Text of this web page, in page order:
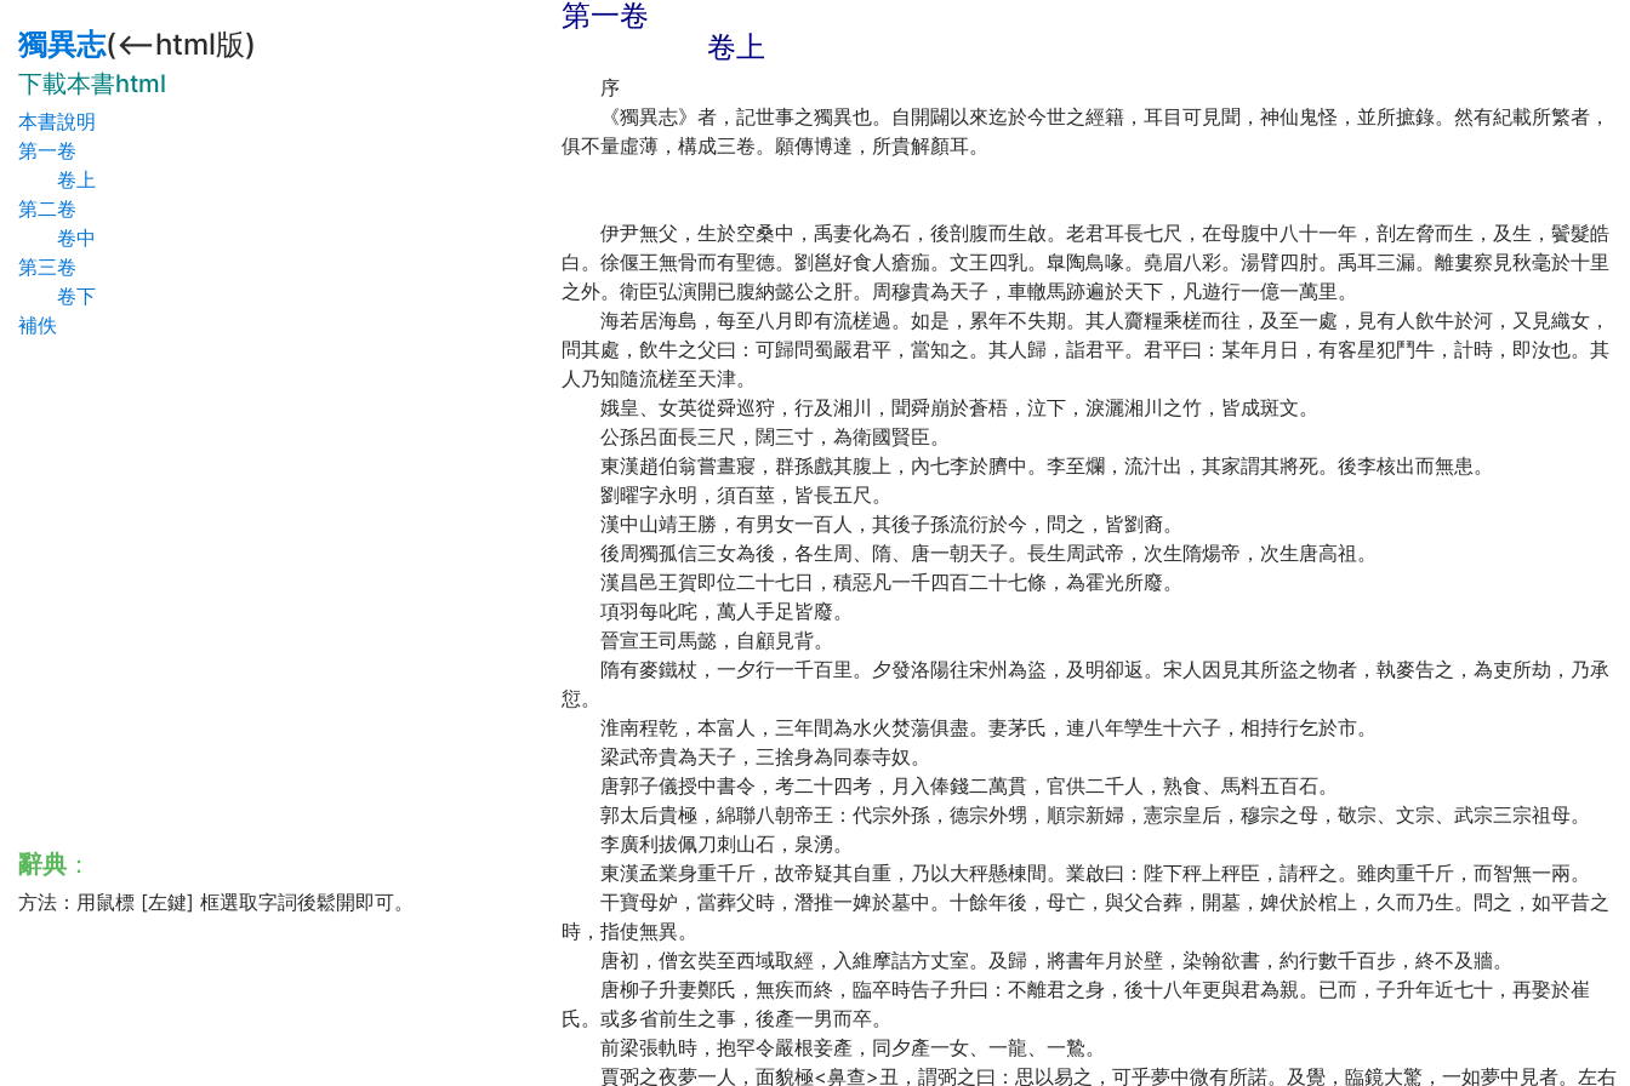
獨異志(<--html版)
下載本書html
本書說明
第一卷
卷上
第二卷
卷中
第三卷
卷下
補佚
辭典 ：
方法：用鼠標 [左鍵] 框選取字詞後鬆開即可。
第一卷
卷上
序
《獨異志》者，記世事之獨異也。自開闢以來迄於今世之經籍，耳目可見聞，神仙鬼怪，並所摭錄。然有紀載所繁者，
俱不量虛薄，構成三卷。願傳博達，所貴解顏耳。
伊尹無父，生於空桑中，禹妻化為石，後剖腹而生啟。老君耳長七尺，在母腹中八十一年，剖左脅而生，及生，鬢髮皓
白。徐偃王無骨而有聖德。劉邕好食人瘡痂。文王四乳。臯陶鳥喙。堯眉八彩。湯臂四肘。禹耳三漏。離婁察見秋毫於十里
之外。衛臣弘演開已腹納懿公之肝。周穆貴為天子，車轍馬跡遍於天下，凡遊行一億一萬里。
海若居海島，每至八月即有流槎過。如是，累年不失期。其人齎糧乘槎而往，及至一處，見有人飲牛於河，又見織女，
問其處，飲牛之父曰：可歸問蜀嚴君平，當知之。其人歸，詣君平。君平曰：某年月日，有客星犯鬥牛，計時，即汝也。其
人乃知隨流槎至天津。
娥皇、女英從舜巡狩，行及湘川，聞舜崩於蒼梧，泣下，淚灑湘川之竹，皆成斑文。
公孫呂面長三尺，闊三寸，為衛國賢臣。
東漢趙伯翁嘗晝寢，群孫戲其腹上，內七李於臍中。李至爛，流汁出，其家謂其將死。後李核出而無患。
劉曜字永明，須百莖，皆長五尺。
漢中山靖王勝，有男女一百人，其後子孫流衍於今，問之，皆劉裔。
後周獨孤信三女為後，各生周、隋、唐一朝天子。長生周武帝，次生隋煬帝，次生唐高祖。
漢昌邑王賀即位二十七日，積惡凡一千四百二十七條，為霍光所廢。
項羽每叱咤，萬人手足皆廢。
晉宣王司馬懿，自顧見背。
隋有麥鐵杖，一夕行一千百里。夕發洛陽往宋州為盜，及明卻返。宋人因見其所盜之物者，執麥告之，為吏所劫，乃承
愆。
淮南程乾，本富人，三年間為水火焚蕩俱盡。妻茅氏，連八年孿生十六子，相持行乞於市。
梁武帝貴為天子，三捨身為同泰寺奴。
唐郭子儀授中書令，考二十四考，月入俸錢二萬貫，官供二千人，熟食、馬料五百石。
郭太后貴極，綿聯八朝帝王：代宗外孫，德宗外甥，順宗新婦，憲宗皇后，穆宗之母，敬宗、文宗、武宗三宗祖母。
李廣利拔佩刀刺山石，泉湧。
東漢孟業身重千斤，故帝疑其自重，乃以大秤懸棟間。業啟曰：陛下秤上秤臣，請秤之。雖肉重千斤，而智無一兩。
干寶母妒，當葬父時，潛推一婢於墓中。十餘年後，母亡，與父合葬，開墓，婢伏於棺上，久而乃生。問之，如平昔之
時，指使無異。
唐初，僧玄奘至西域取經，入維摩詰方丈室。及歸，將書年月於壁，染翰欲書，約行數千百步，終不及牆。
唐柳子升妻鄭氏，無疾而終，臨卒時告子升曰：不離君之身，後十八年更與君為親。已而，子升年近七十，再娶於崔
氏。或多省前生之事，後產一男而卒。
前梁張軌時，抱罕令嚴根妾產，同夕產一女、一龍、一鷙。
賈弼之夜夢一人，面貌極<鼻查>丑，謂弼之曰：思以易之，可乎夢中微有所諾。及覺，臨鏡大驚，一如夢中見者。左右